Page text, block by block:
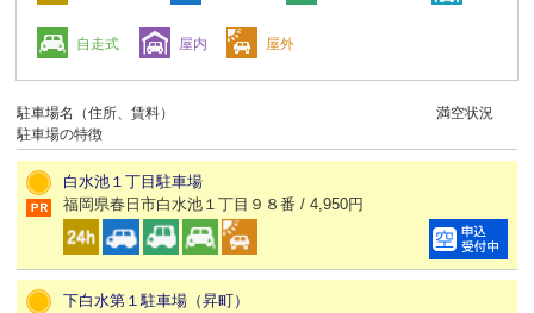
自走式 屋内 屋外
駐車場名（住所、賃料）
駐車場の特徴
満空状況
白水池１丁目駐車場
福岡県春日市白水池１丁目９８番 / 4,950円
下白水第１駐車場（昇町）